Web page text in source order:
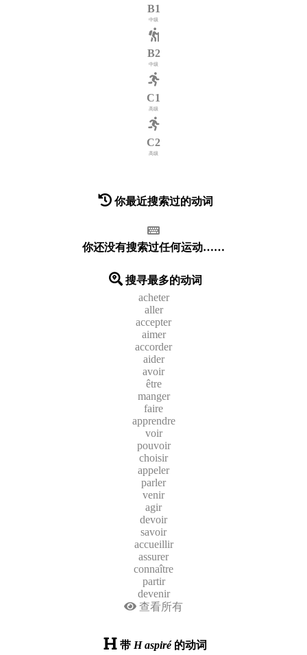
B1
中级
B2
中级
C1
高级
C2
高级
你最近搜索过的动词
你还没有搜索过任何运动……
搜寻最多的动词
acheter
aller
accepter
aimer
accorder
aider
avoir
être
manger
faire
apprendre
voir
pouvoir
choisir
appeler
parler
venir
agir
devoir
savoir
accueillir
assurer
connaître
partir
devenir
查看所有
带 H aspiré的动词